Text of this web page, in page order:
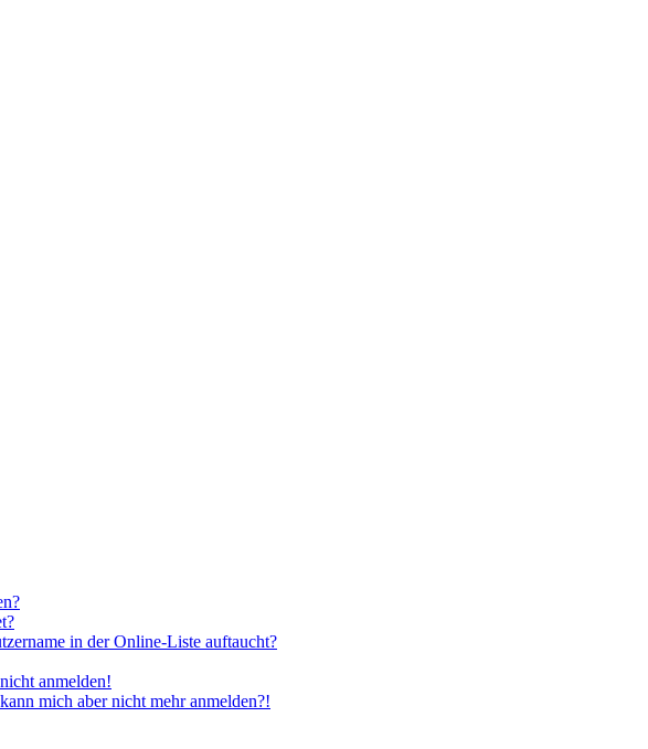
in der Online-Liste auftaucht?
anmelden!
mich aber nicht mehr anmelden?!